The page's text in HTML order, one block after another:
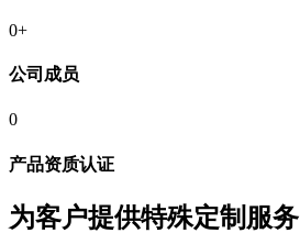
0+
公司成员
0
产品资质认证
为客户提供特殊定制服务